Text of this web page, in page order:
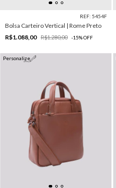
REF: 5454F
Bolsa Carteiro Vertical | Rome Preto
R$1.088,00
R$1.280,00 -15%OFF
Personalize